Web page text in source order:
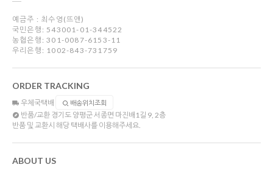
예금주 : 최수영(뜨앤)
국민은행: 543001-01-344522
농협은행: 301-0087-6153-11
우리은행: 1002-843-731759
ORDER TRACKING
우체국택배 배송위치조회
반품/교환 경기도 양평군 서종면 마진배1길 9, 2층
반품 및 교환시 해당 택배사를 이용해주세요.
ABOUT US